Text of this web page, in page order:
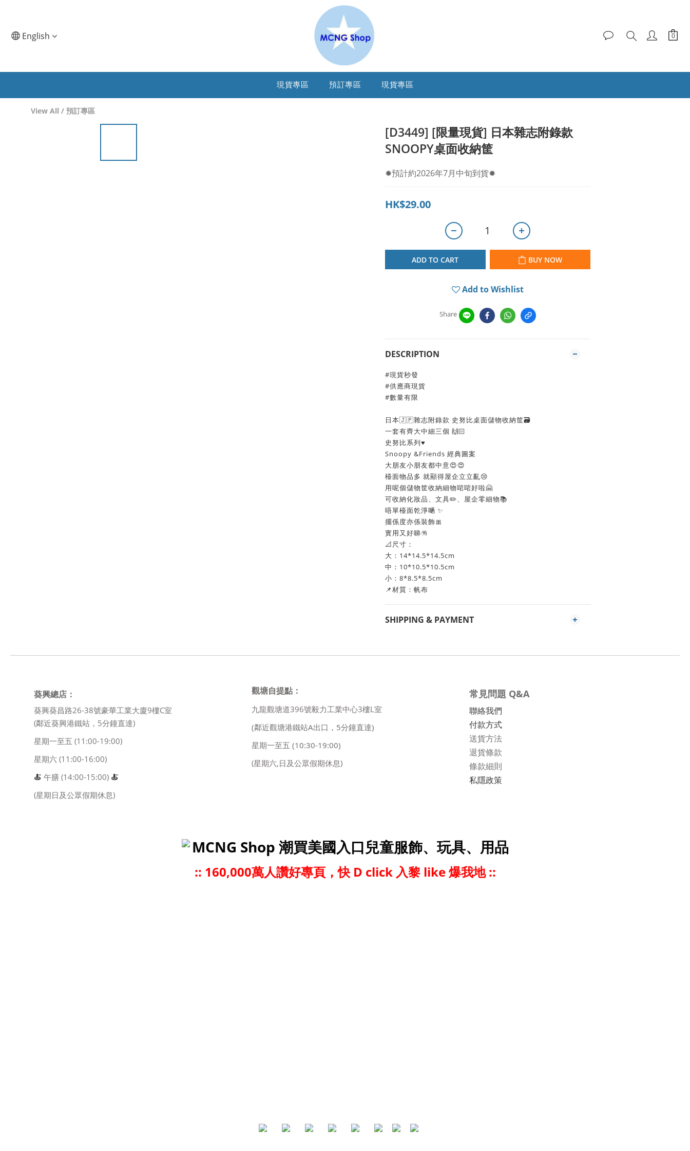
English
現貨專區 預訂專區 現貨專區
View All / 預訂專區
[D3449] [限量現貨] 日本雜志附錄款
SNOOPY桌面收納筐
✹預計約2026年7月中旬到貨✹
HK$29.00
ADD TO CART BUY NOW
Add to Wishlist
Share
DESCRIPTION
#現貨秒發
#供應商現貨
#數量有限
日本🇯🇵雜志附錄款 史努比桌面儲物收納筐🗃️
一套有齊大中細三個 🙌🏻
史努比系列♥️
Snoopy &Friends 經典圖案
大朋友小朋友都中意😍😍
檯面物品多 就顯得屋企立立亂😢
用呢個儲物筐收納細物啱啱好啦🤗
可收納化妝品、文具✏️、屋企零細物📚
唔單檯面乾淨嗮 ✨
擺係度亦係裝飾🎀
實用又好睇🪅
📐尺寸：
大：14*14.5*14.5cm
中：10*10.5*10.5cm
小：8*8.5*8.5cm
📌材質：帆布
SHIPPING & PAYMENT
葵興總店：
葵興葵昌路26-38號豪華工業大廈9樓C室
(鄰近葵興港鐵站，5分鐘直達)
星期一至五 (11:00-19:00)
星期六 (11:00-16:00)
🍝 午膳 (14:00-15:00) 🍝
(星期日及公眾假期休息)
觀塘自提點：
九龍觀塘道396號毅力工業中心3樓L室
(鄰近觀塘港鐵站A出口，5分鐘直達)
星期一至五 (10:30-19:00)
(星期六,日及公眾假期休息)
常見問題 Q&A
聯絡我們
付款方式
送貨方法
退貨條款
條款細則
私隱政策
MCNG Shop 潮買美國入口兒童服飾、玩具、用品
:: 160,000萬人讚好專頁，快 D click 入黎 like 爆我地 ::